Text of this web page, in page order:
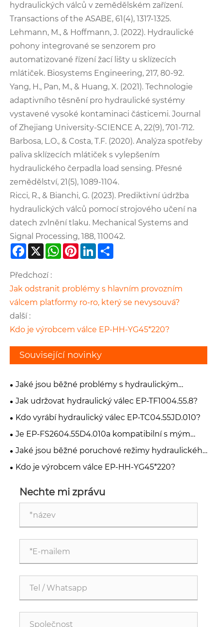
hydraulických válců v zemědělském zařízení.
Transactions of the ASABE, 61(4), 1317-1325.
Lehmann, M., & Hoffmann, J. (2022). Hydraulické
pohony integrované se senzorem pro
automatizované řízení žací lišty u sklízecích
mlátiček. Biosystems Engineering, 217, 80-92.
Yang, H., Pan, M., & Huang, X. (2021). Technologie
adaptivního těsnění pro hydraulické systémy
vystavené vysoké kontaminaci částicemi. Journal
of Zhejiang University-SCIENCE A, 22(9), 701-712.
Barbosa, L.O., & Costa, T.F. (2020). Analýza spotřeby
paliva sklízecích mlátiček s vylepšením
hydraulického čerpadla load sensing. Přesné
zemědělství, 21(5), 1089-1104.
Ricci, R., & Bianchi, G. (2023). Prediktivní údržba
hydraulických válců pomocí strojového učení na
datech zvlnění tlaku. Mechanical Systems and
Signal Processing, 188, 110042.
Facebook
X WhatsApp
PinterestLinkedIn
Předchozí :
Jak odstranit problémy s hlavním provozním
válcem platformy ro-ro, který se nevysouvá?
další :
Kdo je výrobcem válce EP-HH-YG45*220?
Související novinky
Jaké jsou běžné problémy s hydraulickým
zvedacím válcem EP-FT800.55A.012?
Jak udržovat hydraulický válec EP-TF1004.55.8?
Kdo vyrábí hydraulický válec EP-TC04.55JD.010?
Je EP-FS2604.55D4.010a kompatibilní s mým
vysokozdvižným vozíkem?
Jaké jsou běžné poruchové režimy hydraulického
válce EP-HH-YG45*220-V90?
Kdo je výrobcem válce EP-HH-YG45*220?
Nechte mi zprávu